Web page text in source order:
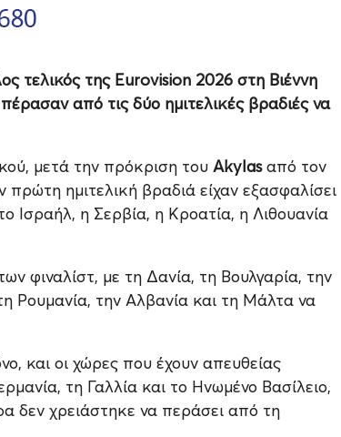
τελικός της Eurovision 2026 στη Βιέννη
από τις δύο ημιτελικές βραδιές να
μετά την πρόκριση του Akylasαπό τον
ημιτελική βραδιά είχαν εξασφαλίσει
Ισραήλ, η Σερβία, η Κροατία, η Λιθουανία
φιναλίστ, με τη Δανία, τη Βουλγαρία, την
Ρουμανία, την Αλβανία και τη Μάλτα να
και οι χώρες που έχουν απευθείας
τη Γαλλία και το Ηνωμένο Βασίλειο,
δεν χρειάστηκε να περάσει από τη